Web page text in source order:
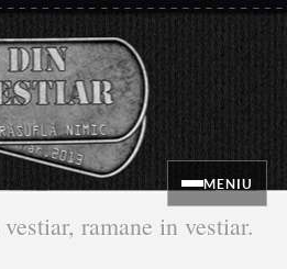
MENIU
ramane in vestiar.